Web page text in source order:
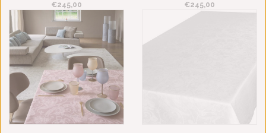
€245,00 €245,00